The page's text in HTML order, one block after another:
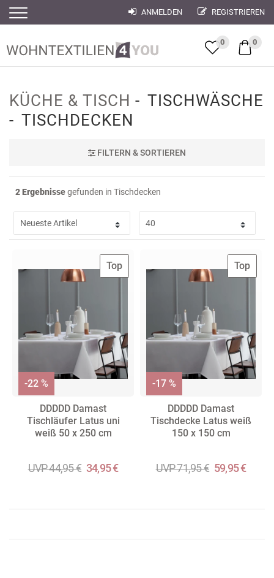
ANMELDEN REGISTRIEREN
0 0
KÜCHE & TISCH
TISCHWÄSCHE
TISCHDECKEN
FILTERN & SORTIEREN
2 Ergebnissegefunden in Tischdecken
Top
DDDDD Damast
Tischläufer Latus uni
weiß 50 x 250 cm
UVP 44,95 € 34,95 €
-22 %
Top
DDDDD Damast
Tischdecke Latus weiß
150 x 150 cm
UVP 71,95 € 59,95 €
-17 %
Filter
Filter